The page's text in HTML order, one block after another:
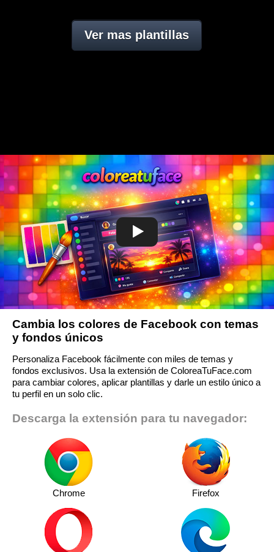
Ver mas plantillas
Cambia los colores de Facebook con temas
y fondos únicos
Personaliza Facebook fácilmente con miles de temas y
fondos exclusivos. Usa la extensión de ColoreaTuFace.com
para cambiar colores, aplicar plantillas y darle un estilo único a
tu perfil en un solo clic.
Descarga la extensión para tu navegador:
Chrome Firefox